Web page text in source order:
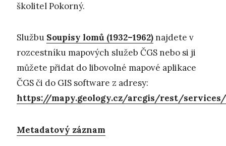
školitel Pokorný.
Službu Soupisy lomů (1932–1962)najdete v
rozcestníku mapových služeb ČGS nebo si ji
můžete přidat do libovolné mapové aplikace
ČGS či do GIS software z adresy:
https://mapy.geology.cz/arcgis/rest/
Metadatový záznam